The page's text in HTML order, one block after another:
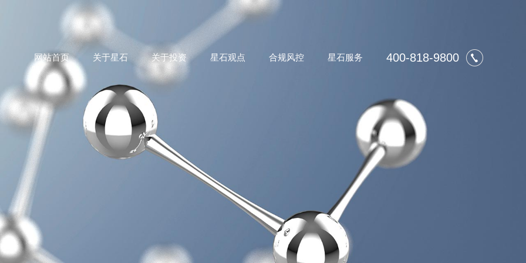
网站首页 关于星石 关于投资 星石观点 合规风控 星石服务 400-818-9800